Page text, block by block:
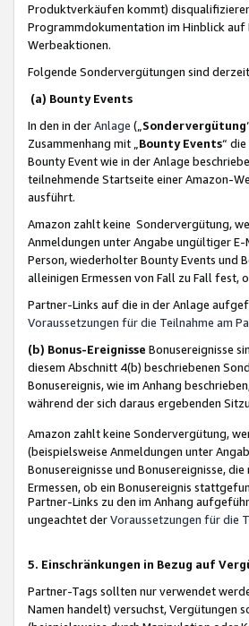
Produktverkäufen kommt)
Programmdokumentation im Hinblick
Werbeaktionen.
Folgende Sondervergütungen sind
(a) Bounty Events
In den in derAnlage („ Sondervergütung
Zusammenhang mit „ Bounty Events“
Bounty Event wie in der Anlage
teilnehmende Startseite einer Amazon-
ausführt.
Amazon zahlt keine Sondervergütung,
Anmeldungen unter Angabe ungültiger
Person, wiederholter Bounty Events und
alleinigen Ermessen von Fall zu Fall fest,
Partner-Links auf die in der Anlage
Voraussetzungen für die Teilnahme am
(b) Bonus-Ereignisse Bonusereignisse
diesem Abschnitt 4(b) beschriebenen
Bonusereignis, wie im Anhang
während der sich daraus ergebenden
Amazon zahlt keine Sondervergütung,
(beispielsweise Anmeldungen unter
Bonusereignisse und Bonusereignisse,
Ermessen, ob ein Bonusereignis
Partner-Links zu den im Anhang
ungeachtet derVoraussetzungen für die
5. Einschränkungen in Bezug auf
Partner-Tags sollten nur verwendet
Namen handelt) versuchst, Vergütungen